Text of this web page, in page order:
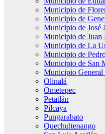
Municipio de
Municipio de
Municipio de José
Municipio de Juan
Municipio de La
Municipio de
Municipio de San
Municipio
Olinalá
Ometepec
Petatlán
Pilcaya
Pungarabato
Quechultenango